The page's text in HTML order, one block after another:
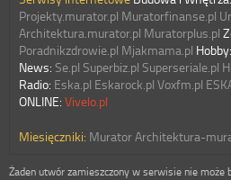
Projekty.murator.pl Muratorfinanse.pl
Architektura.murator.pl Muratorplus.pl
Poradnikzdrowie.pl Mjakmama.pl Hobby:
News: Se.pl Superbiz.pl Superseriale.pl
Radio: Eska.pl Eskarock.pl Voxfm.pl
ONLINE: Vivelo.pl
Miesięczniki: MuratorArchitektura-
Żaden utwór zamieszczony w serwisie nie może